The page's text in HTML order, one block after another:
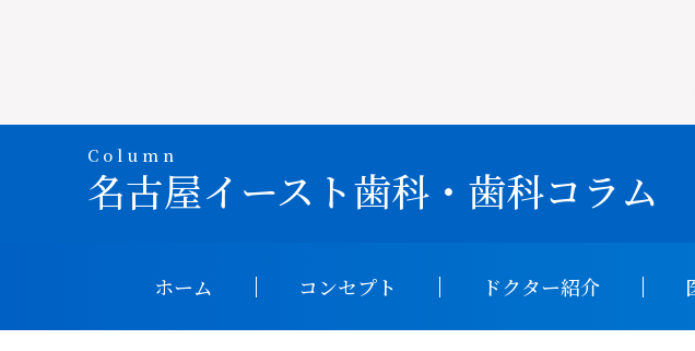
Column
名古屋イースト歯科・ 歯科コラム
ホーム コンセプト ドクター紹介